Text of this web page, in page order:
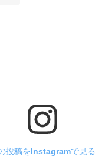
投稿をInstagramで見る